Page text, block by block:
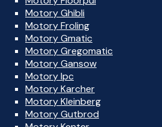
Motory Ghibli
Motory Froling
Motory Gmatic
Motory Gregomatic
Motory Gansow
Motory Ipc
Motory Karcher
Motory Kleinberg
Motory Gutbrod